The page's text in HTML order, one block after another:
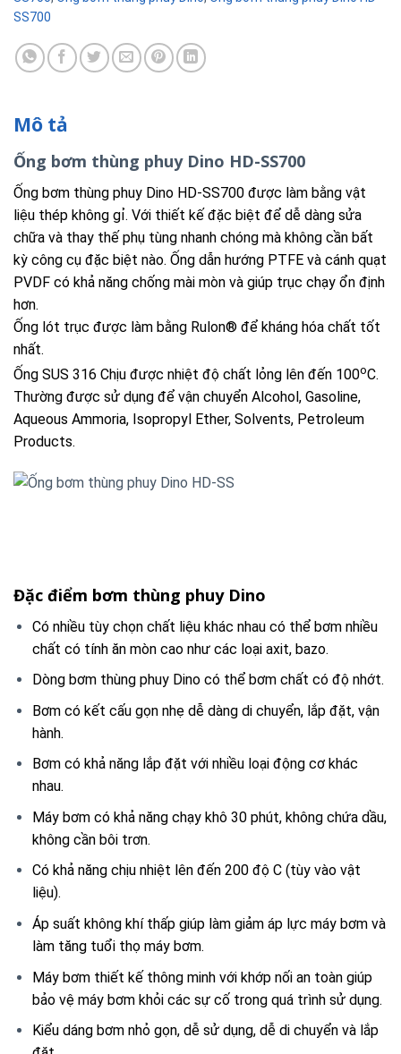
SS700
Mô tả
Ống bơm thùng phuy Dino HD-SS700
Ống bơm thùng phuy Dino HD-SS700 được làm bằng vật
liệu thép không gỉ. Với thiết kế đặc biệt để dễ dàng sửa
chữa và thay thế phụ tùng nhanh chóng mà không cần bất
kỳ công cụ đặc biệt nào. Ống dẫn hướng PTFE và cánh quạt
PVDF có khả năng chống mài mòn và giúp trục chạy ổn định
hơn.
Ống lót trục được làm bằng Rulon® để kháng hóa chất tốt
nhất.
Ống SUS 316 Chịu được nhiệt độ chất lỏng lên đến 100oC.
Thường được sử dụng để vận chuyển Alcohol, Gasoline,
Aqueous Ammoria, Isopropyl Ether, Solvents, Petroleum
Products.
Đặc điểm bơm thùng phuy Dino
Có nhiều tùy chọn chất liệu khác nhau có thể bơm nhiều
chất có tính ăn mòn cao như các loại axit, bazo.
Dòng bơm thùng phuy Dino có thể bơm chất có độ nhớt.
Bơm có kết cấu gọn nhẹ dễ dàng di chuyển, lắp đặt, vận
hành.
Bơm có khả năng lắp đặt với nhiều loại động cơ khác
nhau.
Máy bơm có khả năng chạy khô 30 phút, không chứa dầu,
không cần bôi trơn.
Có khả năng chịu nhiệt lên đến 200 độ C (tùy vào vật
liệu).
Áp suất không khí thấp giúp làm giảm áp lực máy bơm và
làm tăng tuổi thọ máy bơm.
Máy bơm thiết kế thông minh với khớp nối an toàn giúp
bảo vệ máy bơm khỏi các sự cố trong quá trình sử dụng.
Kiểu dáng bơm nhỏ gọn, dễ sử dụng, dễ di chuyển và lắp